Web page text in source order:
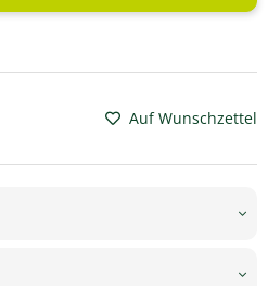
Auf Wunschzettel